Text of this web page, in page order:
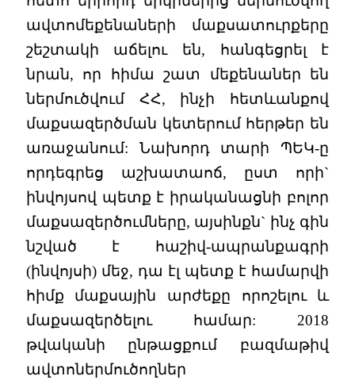
ավտոմեքենաների մաքսատուրքերը
շեշտակի աճելու են, հանգեցրել է
նրան, որ հիմա շատ մեքենաներ են
ներմուծվում ՀՀ, ինչի հետևանքով
մաքսազերծման կետերում հերթեր են
առաջանում: Նախորդ տարի ՊԵԿ-ը
որդեգրեց աշխատաոճ, ըստ որի`
ինվոյսով պետք է իրականացնի բոլոր
մաքսազերծումները, այսինքն` ինչ գին
նշված է հաշիվ-ապրանքագրի
(ինվոյսի) մեջ, դա էլ պետք է համարվի
հիմք մաքսային արժեքը որոշելու և
մաքսազերծելու համար: 2018
թվականի ընթացքում բազմաթիվ
ավտոներմուծողներ